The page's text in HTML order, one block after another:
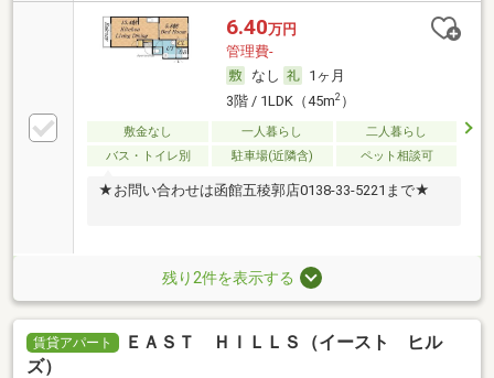
6.40万円
管理費-
なし
1ヶ月
3階 / 1LDK（45m2）
敷金なし 一人暮らし
二人暮らし
バス・トイレ別
駐車場(近隣含) ペット相談可
★お問い合わせは函館五稜郭店0138-33-5221まで★
残り2件を表示する
賃貸アパート
ＥＡＳＴ ＨＩＬＬＳ（イースト ヒル
ズ）